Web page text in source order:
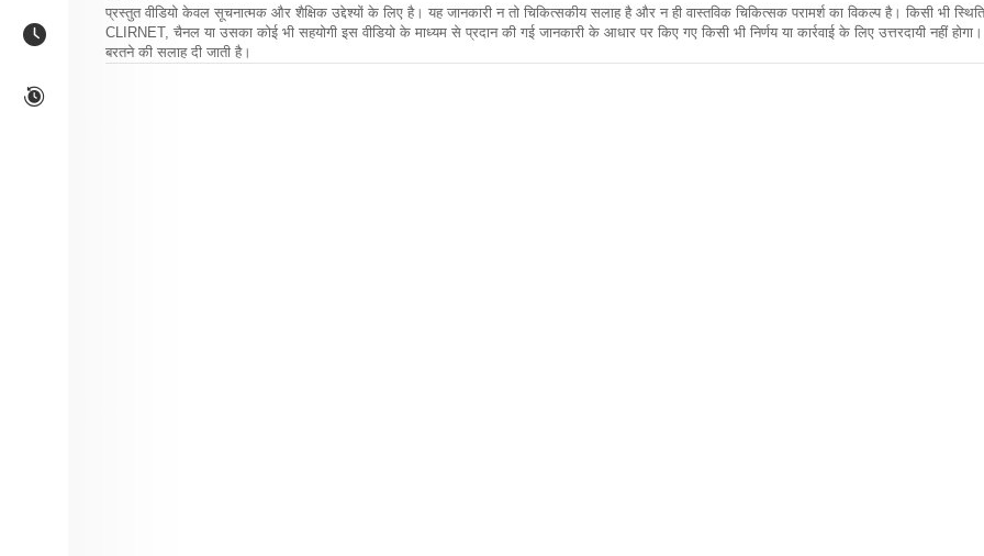
प्रस्तुत वीडियो केवल सूचनात्मक और शैक्षिक उद्देश्यों के लिए है। यह जानकारी न तो चिकित्सकीय सलाह है और न ही वास्तविक चिकित्सक परामर्श का विकल्प है। किसी भी
CLIRNET, चैनल या उसका कोई भी सहयोगी इस वीडियो के माध्यम से प्रदान की गई जानकारी के आधार पर किए गए किसी भी निर्णय या कार्रवाई के लिए उत्तरदायी नहीं होगा।
बरतने की सलाह दी जाती है।